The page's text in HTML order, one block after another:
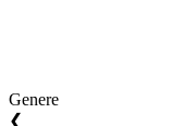
Genere
❮